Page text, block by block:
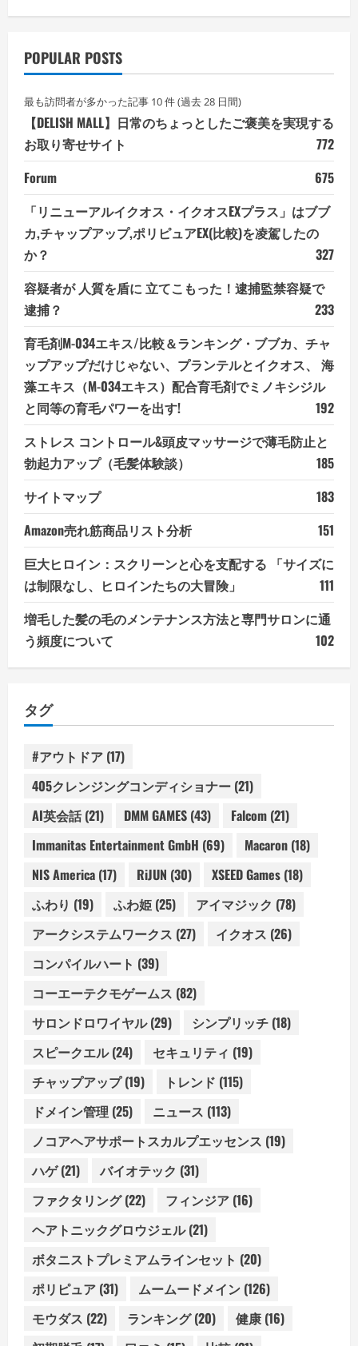
POPULAR POSTS
最も訪問者が多かった記事 10 件 (過去 28 日間)
【DELISH MALL】日常のちょっとしたご褒美を実現する
お取り寄せサイト
772
Forum
675
「リニューアルイクオス・イクオスEXプラス」はブブ
カ,チャップアップ,ポリピュアEX(比較)を凌駕したの
か？
327
容疑者が 人質を盾に 立てこもった！逮捕監禁容疑で
逮捕？
233
育毛剤M-034エキス/比較＆ランキング・ブブカ、チャ
ップアップだけじゃない、プランテルとイクオス、 海
藻エキス（M-034エキス）配合育毛剤でミノキシジル
と同等の育毛パワーを出す!
192
ストレス コントロール&頭皮マッサージで薄毛防止と
勃起力アップ（毛髪体験談）
185
サイトマップ
183
Amazon売れ筋商品リスト分析
151
巨大ヒロイン：スクリーンと心を支配する 「サイズに
は制限なし、ヒロインたちの大冒険」
111
増毛した髪の毛のメンテナンス方法と専門サロンに通
う頻度について
102
タグ
#アウトドア (17)
405クレンジングコンディショナー (21)
AI英会話(21) DMM GAMES (43) Falcom (21)
Immanitas Entertainment GmbH (69) Macaron (18)
NIS America (17) RiJUN (30) XSEED Games (18)
ふわり (19) ふわ姫 (25) アイマジック (78)
アークシステムワークス (27) イクオス (26)
コンパイルハート (39)
コーエーテクモゲームス (82)
サロンドロワイヤル(29) シンプリッチ (18)
スピークエル(24) セキュリティ (19)
チャップアップ(19) トレンド (115)
ドメイン管理 (25) ニュース (113)
ノコアヘアサポートスカルプエッセンス (19)
ハゲ(21) バイオテック (31)
ファクタリング(22) フィンジア (16)
ヘアトニックグロウジェル(21)
ボタニストプレミアムラインセット (20)
ポリピュア (31) ムームードメイン (126)
モウダス (22) ランキング(20) 健康 (16)